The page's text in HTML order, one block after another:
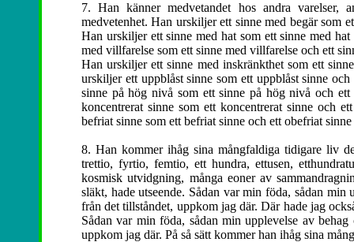
7. Han känner medvetandet hos andra varelser,
medvetenhet. Han urskiljer ett sinne med begär som
Han urskiljer ett sinne med hat som ett sinne med
med villfarelse som ett sinne med villfarelse och ett
Han urskiljer ett sinne med inskränkthet som ett
urskiljer ett uppblåst sinne som ett uppblåst sinne
sinne på hög nivå som ett sinne på hög nivå och
koncentrerat sinne som ett koncentrerat sinne och
befriat sinne som ett befriat sinne och ett obefriat
8. Han kommer ihåg sina mångfaldiga tidigare liv
trettio, fyrtio, femtio, ett hundra, ettusen,
kosmisk utvidgning, många eoner av
släkt, hade utseende. Sådan var min föda, sådan
från det tillståndet, uppkom jag där. Där hade jag
Sådan var min föda, sådan min upplevelse av
uppkom jag där. På så sätt kommer han ihåg sina